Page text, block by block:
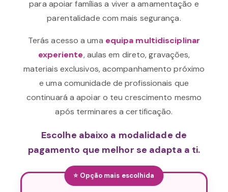
para apoiar famílias a viver a amamentação e
parentalidade com mais segurança.
Terás acesso a uma equipa multidisciplinar
experiente, aulas em direto, gravações,
materiais exclusivos, acompanhamento próximo
e uma comunidade de profissionais que
continuará a apoiar o teu crescimento mesmo
após terminares a certificação.
Escolhe abaixo a modalidade de
pagamento que melhor se adapta a ti.
⭐ Opção mais escolhida